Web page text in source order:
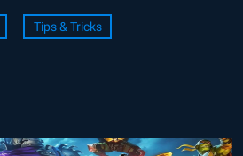
Tips & Tricks